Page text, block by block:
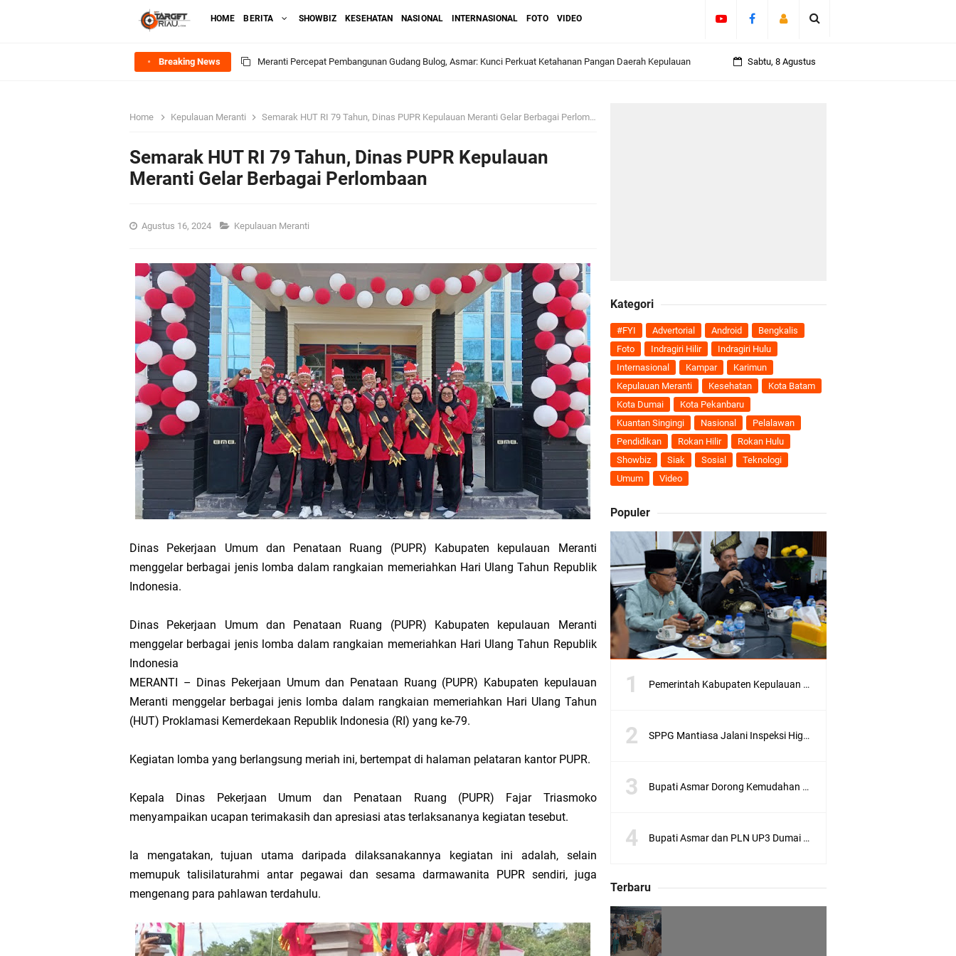
HOME BERITA SHOWBIZ KESEHATAN NASIONAL INTERNASIONAL FOTO VIDEO
Breaking News Meranti Percepat Pembangunan Gudang Bulog, Asmar: Kunci Perkuat Ketahanan Pangan Daerah Kepulauan
Bupati Asmar Sambut Lawatan Adat Melaka, Perkuat Ikatan Serumpun Indonesia–Malaysia di Kepulauan
Rekomendasi Banggar
SPPG Mantiasa Jalani Inspeksi Higiene dan Sanitasi Pangan
PTPN IV Regional VI Kebun Julok Rayeuk Utara Serahkan Bantuan Mesin Genset untuk Dayah Darul Fata
Bupati Asmar Tegaskan MoU Pemkab dan PLN Harus Berdampak Nyata bagi Masyarakat Meranti
Wacana Pemekaran Kembali Menguat, Mahmuzin Taher: Provinsi Riau Pesisir Mesin Pertumbuhan Ekonomi
Baru
Bupati Asmar dan PLN UP3 Dumai Perkuat Sinergi, Pastikan Layanan Listrik Kepulauan Meranti Semakin Andal
Pemerintah Kabupaten Kepulauan Meranti Kembali Merombak 3 Pejabat Eselon III. A Serta III. B
133 Personel Berprestasi Diguyur Penghargaan, Kapolda Riau: Bangun Kepercayaan Publik dengan Karya Nyata
Pengurus PWI Kepulauan Meranti Periode 2026–2029 Resmi Dilantik
Wabup Muzamil Bahas Penegasan Batas Wilayah Kepulauan Meranti, Kemendagri Beri Arahan Pengusulan
Hak DBH
Bupati Asmar Dorong Kemudahan Layanan Pensiun ASN melalui Sinergi dengan BRK Syariah
Hari Mangrove Sedunia, Yayasan Generasi Hijau Beri Penghargaan kepada Kapolda Riau
Audiensi Bupati Asmar Berbuah Komitmen BNPP RI Kawal Pembangunan Kawasan Perbatasan Meranti
Feni Utami Angkat Suara, Lagi-Lagi Fitnah Penipuan Terpa Bidang Saspras Disdik Kepulauan Meranti
Camat Pulau Merbau Hermansyah, S.H. Sampaikan Tahniah Hari Jadi ke-14 Kecamatan Tasik Putri Puyu
DPP PKB Lantik H. Asmar sebagai Ketua DPC PKB Kepulauan Meranti Periode 2026–2031
Sabtu, 8 Agustus
Home Kepulauan Meranti Semarak HUT RI 79 Tahun, Dinas PUPR Kepulauan Meranti Gelar Berbagai Perlombaan
Semarak HUT RI 79 Tahun, Dinas PUPR Kepulauan
Meranti Gelar Berbagai Perlombaan
Agustus 16, 2024 Kepulauan Meranti
Dinas Pekerjaan Umum dan Penataan Ruang (PUPR) Kabupaten kepulauan Meranti
menggelar berbagai jenis lomba dalam rangkaian memeriahkan Hari Ulang Tahun Republik
Indonesia.
Dinas Pekerjaan Umum dan Penataan Ruang (PUPR) Kabupaten kepulauan Meranti
menggelar berbagai jenis lomba dalam rangkaian memeriahkan Hari Ulang Tahun Republik
Indonesia
MERANTI – Dinas Pekerjaan Umum dan Penataan Ruang (PUPR) Kabupaten kepulauan
Meranti menggelar berbagai jenis lomba dalam rangkaian memeriahkan Hari Ulang Tahun
(HUT) Proklamasi Kemerdekaan Republik Indonesia (RI) yang ke-79.
Kegiatan lomba yang berlangsung meriah ini, bertempat di halaman pelataran kantor PUPR.
Kepala Dinas Pekerjaan Umum dan Penataan Ruang (PUPR) Fajar Triasmoko
menyampaikan ucapan terimakasih dan apresiasi atas terlaksananya kegiatan tesebut.
Ia mengatakan, tujuan utama daripada dilaksanakannya kegiatan ini adalah, selain
memupuk talisilaturahmi antar pegawai dan sesama darmawanita PUPR sendiri, juga
mengenang para pahlawan terdahulu.
Kategori
#FYI Advertorial Android
Bengkalis
Foto
Indragiri Hilir
Indragiri Hulu
Internasional
Kampar
Karimun
Kepulauan Meranti
Kesehatan
Kota Batam
Kota Dumai
Kota Pekanbaru
Kuantan Singingi
Nasional
Pelalawan
Pendidikan
Rokan Hilir
Rokan Hulu
Showbiz
Siak Sosial
Teknologi
Umum
Video
Populer
Pemerintah Kabupaten Kepulauan Meranti Kembali Merombak 3 Pejabat Eselon III. A Serta III. B
SPPG Mantiasa Jalani Inspeksi Higiene dan Sanitasi Pangan
Bupati Asmar Dorong Kemudahan Layanan Pensiun ASN melalui Sinergi dengan BRK Syariah
Bupati Asmar dan PLN UP3 Dumai Perkuat Sinergi, Pastikan Layanan Listrik Kepulauan Meranti Semakin Andal
Terbaru